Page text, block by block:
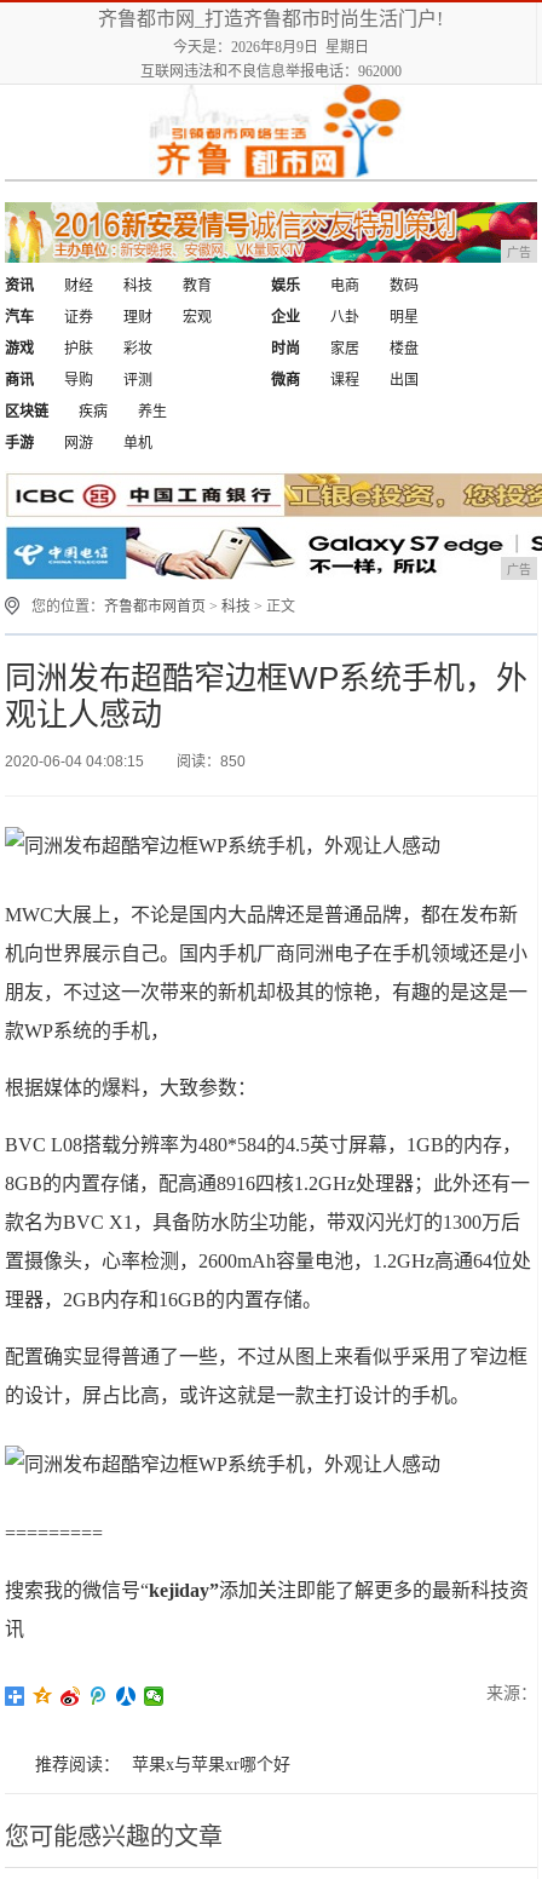
齐鲁都市网_打造齐鲁都市时尚生活门户!
今天是：2026年8月9日 星期日
互联网违法和不良信息举报电话：962000
广告
资讯 财经 科技
教育
汽车
证券 理财 宏观
娱乐 电商
数码
企业
八卦
明星
游戏
护肤
彩妆
商讯
导购 评测
时尚 家居
楼盘
微商
课程
出国
区块链
疾病
养生
手游
网游 单机
广告
您的位置：齐鲁都市网首页 >科技 > 正文
同洲发布超酷窄边框WP系统手机，外
观让人感动
2020-06-04 04:08:15 阅读：850
MWC大展上，不论是国内大品牌还是普通品牌，都在发布新
机向世界展示自己。国内手机厂商同洲电子在手机领域还是小
朋友，不过这一次带来的新机却极其的惊艳，有趣的是这是一
款WP系统的手机，
根据媒体的爆料，大致参数：
BVC L08搭载分辨率为480*584的4.5英寸屏幕，1GB的内存，
8GB的内置存储，配高通8916四核1.2GHz处理器；此外还有一
款名为BVC X1，具备防水防尘功能，带双闪光灯的1300万后
置摄像头，心率检测，2600mAh容量电池，1.2GHz高通64位处
理器，2GB内存和16GB的内置存储。
配置确实显得普通了一些，不过从图上来看似乎采用了窄边框
的设计，屏占比高，或许这就是一款主打设计的手机。
=========
搜索我的微信号“kejiday”添加关注即能了解更多的最新科技资
讯
来源：
推荐阅读： 苹果x与苹果xr哪个好
您可能感兴趣的文章